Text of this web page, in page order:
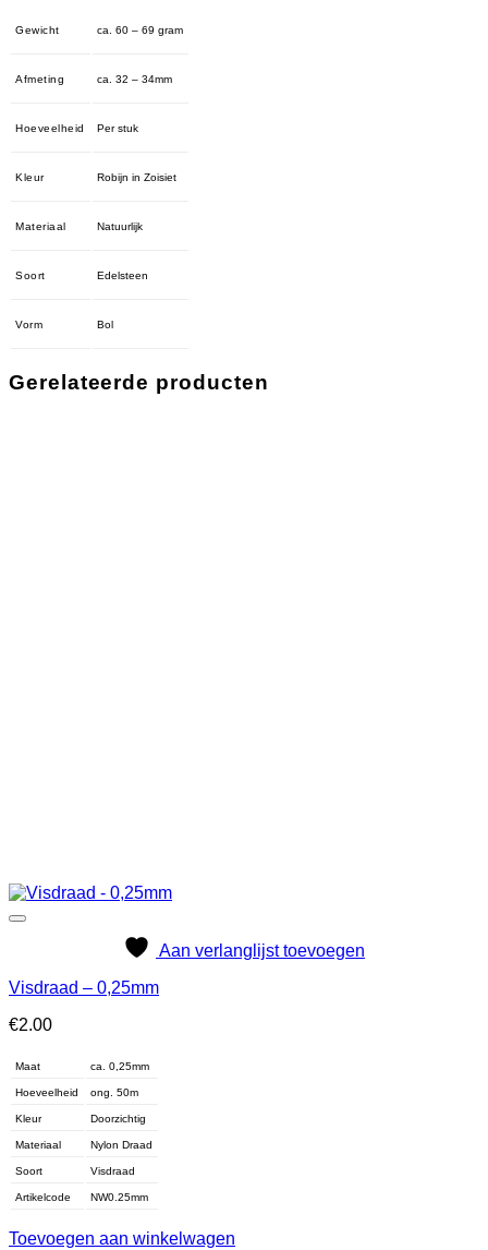
Gewicht ca. 60 – 69 gram
Afmeting ca. 32 – 34mm
Hoeveelheid Per stuk
Kleur Robijn in Zoisiet
Materiaal Natuurlijk
Soort Edelsteen
Vorm Bol
Gerelateerde producten
Aan verlanglijst toevoegen
Visdraad – 0,25mm
€2.00
Maat ca. 0,25mm
Hoeveelheid ong. 50m
Kleur Doorzichtig
Materiaal Nylon Draad
Soort Visdraad
Artikelcode NW0.25mm
Toevoegen aan winkelwagen